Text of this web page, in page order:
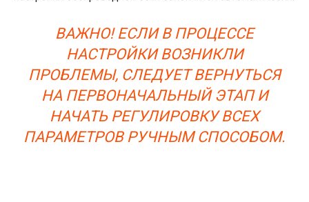
ВАЖНО! ЕСЛИ В ПРОЦЕССЕ
НАСТРОЙКИ ВОЗНИКЛИ
ПРОБЛЕМЫ, СЛЕДУЕТ ВЕРНУТЬСЯ
НА ПЕРВОНАЧАЛЬНЫЙ ЭТАП И
НАЧАТЬ РЕГУЛИРОВКУ ВСЕХ
ПАРАМЕТРОВ РУЧНЫМ СПОСОБОМ.